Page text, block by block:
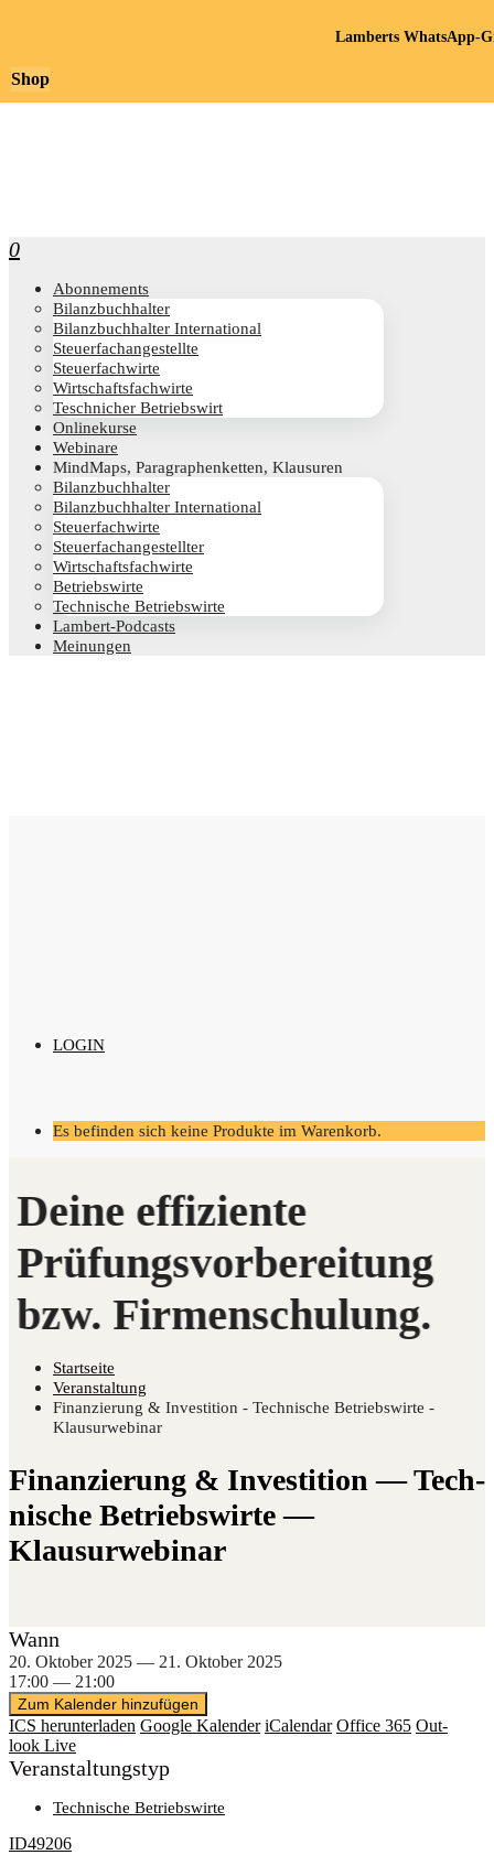
0
Abon­ne­ments
Bilanz­buch­hal­ter
Bilanz­buch­hal­ter International
Steu­er­fach­an­ge­stell­te
Steu­er­fach­wir­te
Wirt­schafts­fach­wir­te
Teschni­cher Betriebswirt
Online­kur­se
Web­i­na­re
Mind­Maps, Para­gra­phen­ket­ten, Klausuren
Bilanz­buch­hal­ter
Bilanz­buch­hal­ter International
Steu­er­fach­wir­te
Steu­er­fach­an­ge­stell­ter
Wirt­schafts­fach­wir­te
Betriebs­wir­te
Tech­ni­sche Betriebswirte
Lam­­bert-Pod­­casts
Mei­nun­gen
LOGIN
Es befinden sich keine Produkte im Warenkorb.
Startseite
Veranstaltung
Finanzierung & Investition - Technische Betriebswirte -
Klausurwebinar
Finan­zie­rung & Inves­ti­ti­on — Tech­
ni­sche Betriebs­wir­te —
Klausurwebinar
Wann
20. Okto­ber 2025 — 21. Okto­ber 2025
17:00 — 21:00
Zum Kalender hinzufügen
ICS her­un­ter­la­den Goog­le Kalender iCal­en­dar Office 365 Out­
look Live
Ver­an­stal­tungs­typ
Tech­ni­sche Betriebswirte
ID49206
Shop
Lamberts WhatsApp-